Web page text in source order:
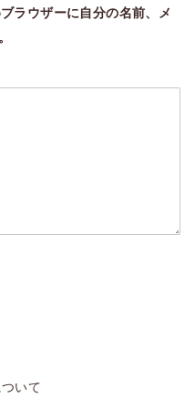
ラウザーに自分の名前、メ
いて